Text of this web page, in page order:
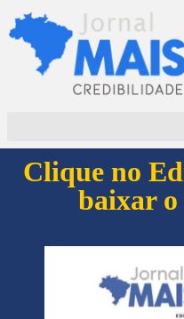
Clique no
baixar o